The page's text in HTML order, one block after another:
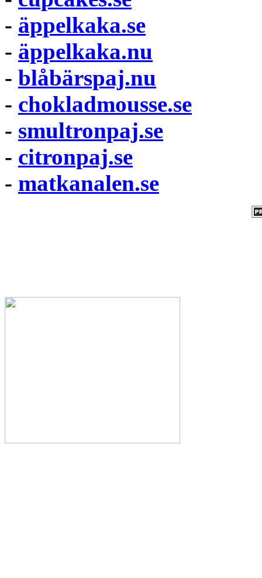
- äppelkaka.se
- äppelkaka.nu
- blåbärspaj.nu
- chokladmousse.se
- smultronpaj.se
- citronpaj.se
- matkanalen.se